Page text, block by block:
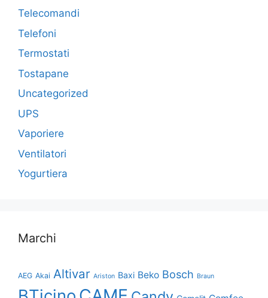
Telecomandi
Telefoni
Termostati
Tostapane
Uncategorized
UPS
Vaporiere
Ventilatori
Yogurtiera
Marchi
AEG Akai Altivar Ariston Baxi Beko Bosch Braun